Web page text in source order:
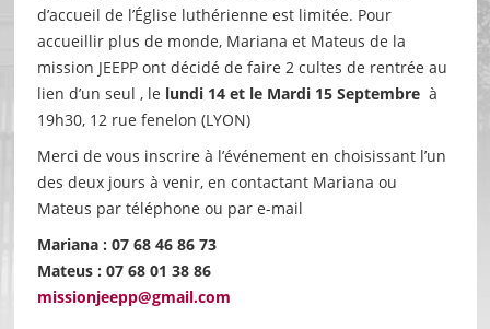
d’accueil de l’Église luthérienne est limitée. Pour
accueillir plus de monde, Mariana et Mateus de la
mission JEEPP ont décidé de faire 2 cultes de rentrée au
lien d’un seul , le lundi 14 et le Mardi 15 Septembreà
19h30, 12 rue fenelon (LYON)
Merci de vous inscrire à l’événement en choisissant l’un
des deux jours à venir, en contactant Mariana ou
Mateus par téléphone ou par e-mail
Mariana : 07 68 46 86 73
Mateus : 07 68 01 38 86
missionjeepp@gmail.com